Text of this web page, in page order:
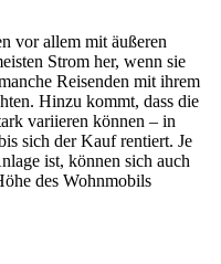
vor allem mit äußeren
Strom her, wenn sie
Reisenden mit ihrem
Hinzu kommt, dass die
variieren können – in
sich der Kauf rentiert. Je
ist, können sich auch
des Wohnmobils